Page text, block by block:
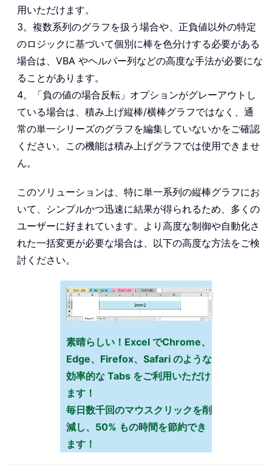
用いただけます。
3。複数系列のグラフを扱う場合や、正負値以外の特定
のロジックに基づいて個別に棒を色分けする必要がある
場合は、VBA やヘルパー列などの高度な手法が必要にな
ることがあります。
4。「負の値の場合反転」オプションがグレーアウトし
ている場合は、積み上げ縦棒/横棒グラフではなく、通
常の単一シリーズのグラフを編集していないかをご確認
ください。この機能は積み上げグラフでは使用できませ
ん。
このソリューションは、特に単一系列の縦棒グラフにお
いて、シンプルかつ迅速に結果が得られるため、多くの
ユーザーに好まれています。より高度な制御や自動化さ
れた一括変更が必要な場合は、以下の高度な方法をご検
討ください。
素晴らしい！Excel でChrome、
Edge、Firefox、Safari のような
効率的な Tabs をご利用いただけ
ます！
毎日数千回のマウスクリックを削
減し、50% もの時間を節約でき
ます！